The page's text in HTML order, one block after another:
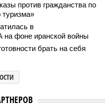
против гражданства по
в
фоне иранской войны
брать на себя